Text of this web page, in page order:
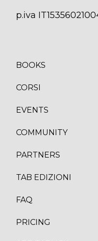
p.iva
BOOKS
CORSI
EVENTS
COMMUNITY
PARTNERS
TAB EDIZIONI
FAQ
PRICING